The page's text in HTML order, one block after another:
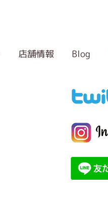
店舗情報 Blog
テ
ー